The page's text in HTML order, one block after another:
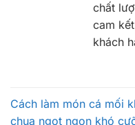
chất
cam
khách
Cách làm món cá mối
chua ngọt ngon khó